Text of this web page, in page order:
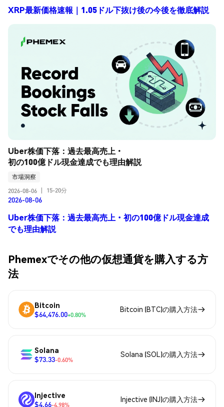
XRP最新価格速報｜1.05ドル下抜け後の今後を徹底解説
Uber株価下落：過去最高売上・
初の100億ドル現金達成でも理由解説
市場洞察
2026-08-06
15-20分
2026-08-06
Uber株価下落：過去最高売上・初の100億ドル現金達成
でも理由解説
Phemexでその他の仮想通貨を購入する方
法
Bitcoin
$64,476.00+0.80%
Bitcoin (BTC)の購入方法
Solana
$73.33-0.60%
Solana (SOL)の購入方法
Injective
$4.66-4.98%
Injective (INJ)の購入方法